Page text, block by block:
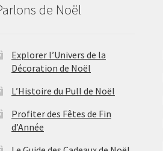
de Noël
Explorer l’Univers de la
Décoration de Noël
L’Histoire du Pull de Noël
Profiter des Fêtes de Fin
d’Année